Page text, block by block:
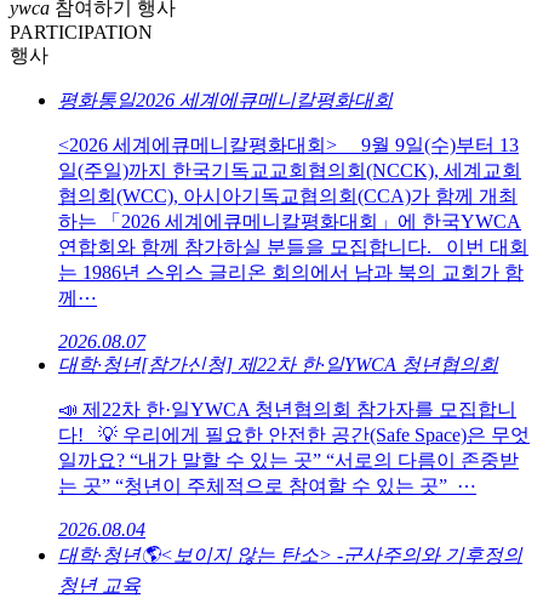
ywca 참여하기 행사
PARTICIPATION
행사
평화통일2026 세계에큐메니칼평화대회
<2026 세계에큐메니칼평화대회> 9월 9일(수)부터 13
일(주일)까지 한국기독교교회협의회(NCCK), 세계교회
협의회(WCC), 아시아기독교협의회(CCA)가 함께 개최
하는 「2026 세계에큐메니칼평화대회」에 한국YWCA
연합회와 함께 참가하실 분들을 모집합니다. 이번 대회
는 1986년 스위스 글리온 회의에서 남과 북의 교회가 함
께⋯
2026.08.07
대학·청년[참가신청] 제22차 한·일YWCA 청년협의회
📣 제22차 한·일YWCA 청년협의회 참가자를 모집합니
다! 💡 우리에게 필요한 안전한 공간(Safe Space)​은 무엇
일까요? “내가 말할 수 있는 곳” “서로의 다름이 존중받
는 곳” “청년이 주체적으로 참여할 수 있는 곳” ⋯
2026.08.04
대학·청년🌎<보이지 않는 탄소> -군사주의와 기후정의
청년 교육